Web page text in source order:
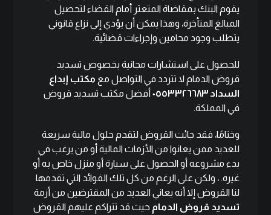
يقوم البنك بمقاضاة المتعثر أمام القضاء لتحصيل
المبالغ المتأخرة، وهذا يمكن أن يؤدي إلى نزاع قانوني
يتطلب وجود محامين وإجراءات قضائية.
للحصول على استشارات مجانية بخصوص تسديد
قروض الدمام لا تتردد في التواصل مع مكتب إبداع
السداد ٠٥٥٣٣٢٦٦٨٣
أفضل مكتب تسديد قروض
في المملكة.
وختامًا، فقد جائت القروض لتقدم حلول مالية سريعة
للعديد ممن يعانوا من الأزمات المالية أو من يرغب في
بدء مشروعه أو الحصول على سيارة أو منزل خاص به أو
غيره. ، ولكن على الرغم من كل تلك الفوائد التي تقدمها
لنا القروض إلا أنه يعاني العديد من المقترضين من أزمة
تسديد قروض الدمام حيث قد تتراكم عليهم القروض